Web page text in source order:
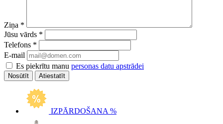
Ziņa *
Jūsu vārds *
Telefons *
E-mail
Es piekrītu manu personas datu apstrādei
Atiestatīt
IZPĀRDOŠANA %